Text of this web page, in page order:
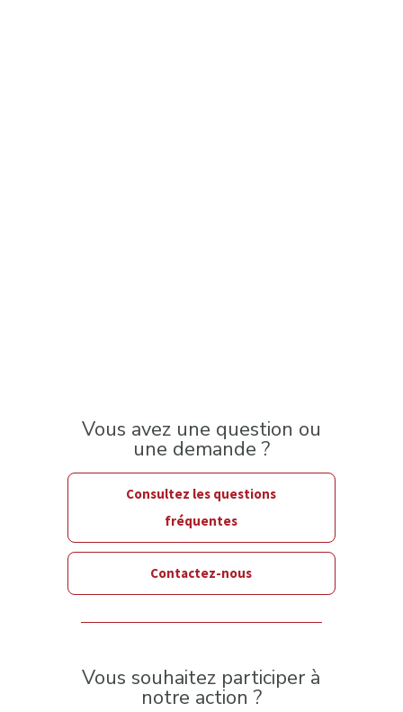
Vous avez une question ou
une demande ?
Consultez les questions
fréquentes
Contactez-nous
Vous souhaitez participer à
notre action ?